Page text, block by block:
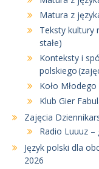
Matura z
Teksty kultury
stałe)
Konteksty i
polskiego
Koło
Klub Gier
Zajęcia
Radio Luuuz –
Język polski dla
2026